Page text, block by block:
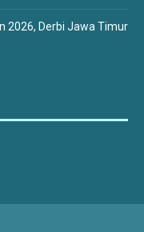
2026, Derbi Jawa Timur